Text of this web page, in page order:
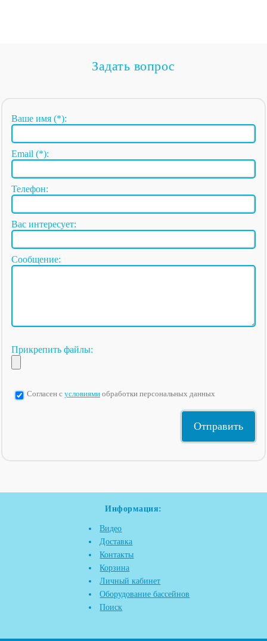
Задать вопрос
Ваше имя (*):
Email (*):
Телефон:
Вас интересует:
Сообщение:
Прикрепить файлы:
Согласен с условиями обработки персональных данных
Информация:
Видео
Доставка
Контакты
Корзина
Личный кабинет
Оборудование бассейнов
Поиск